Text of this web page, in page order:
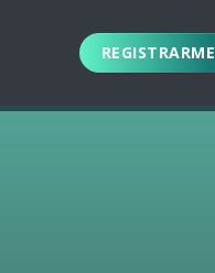
REGISTRARME